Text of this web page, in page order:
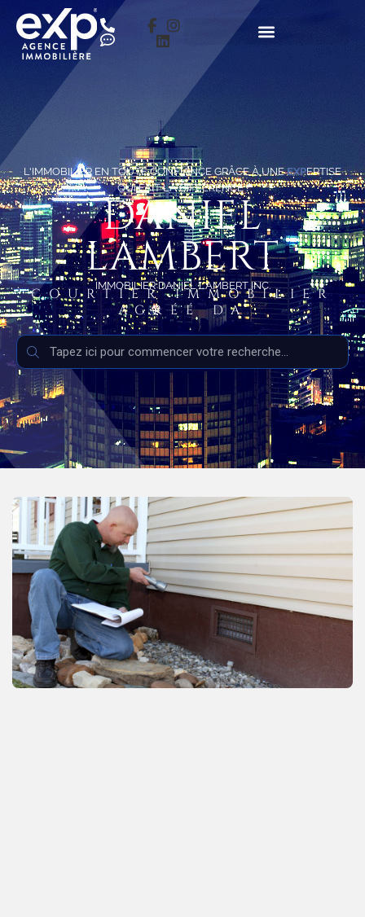
L'IMMOBILIER EN TOUTE CONFIANCE GRÂCE À UNEEXPERTISE
QUI FAIT LA DIFFÉRENCE !
DANIEL
LAMBERT
IMMOBILIER DANIEL LAMBERT INC.
COURTIER IMMOBILIER
AGRÉÉ DA